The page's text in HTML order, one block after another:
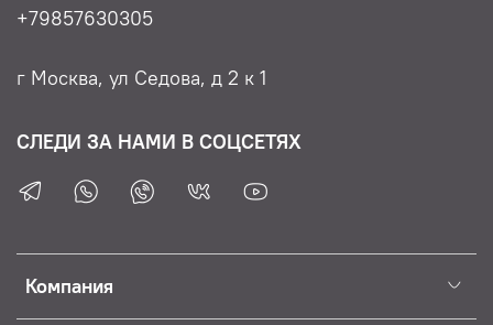
Компания
+79857630305
г Москва, ул Седова, д 2 к 1
СЛЕДИ ЗА НАМИ В СОЦСЕТЯХ